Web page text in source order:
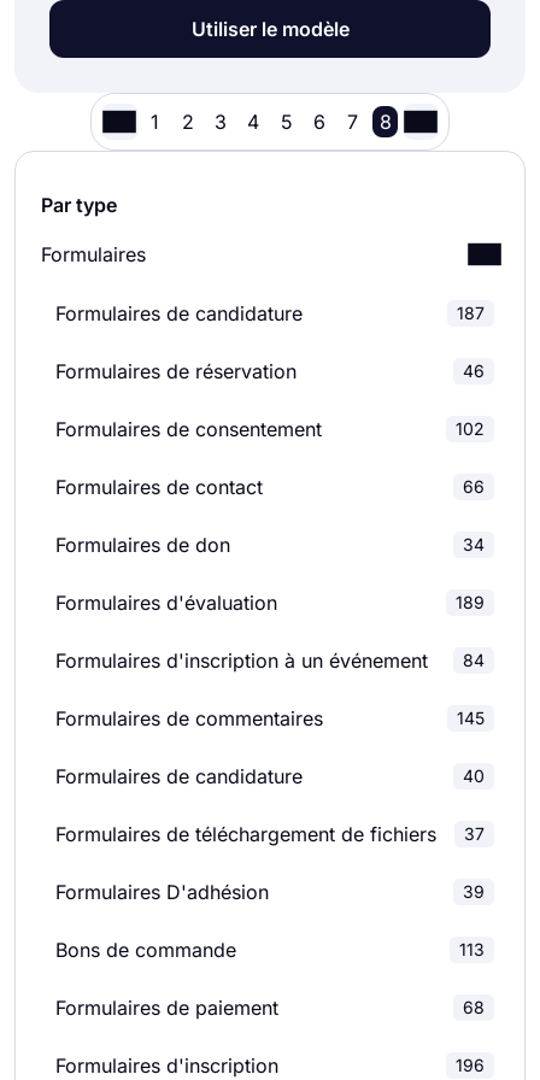
Par type
Formulaires
Formulaires de candidature 187
Formulaires de réservation 46
Formulaires de consentement 102
Formulaires de contact 66
Formulaires de don 34
Formulaires d'évaluation 189
Formulaires d'inscription à un événement 84
Formulaires de commentaires 145
Formulaires de candidature 40
Formulaires de téléchargement de fichiers 37
Formulaires D'adhésion 39
Bons de commande 113
Formulaires de paiement 68
Formulaires d'inscription 196
forms.app propose ce modèle de formulaire de
demande d'audience, de nombreuses
partage. Cliquez simplement sur le bouton
"Utiliser le modèle" pour commencer à créer
votre formulaire.
Utiliser le modèle
1 2 3 4 5 6 7 8